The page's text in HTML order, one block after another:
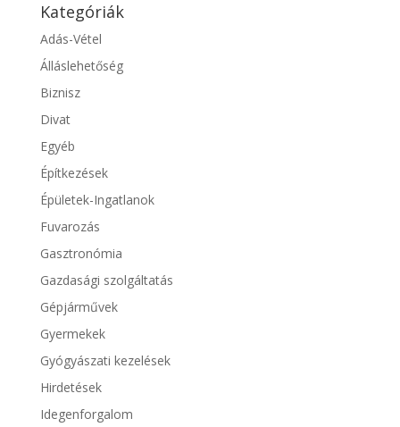
Kategóriák
Adás-Vétel
Álláslehetőség
Biznisz
Divat
Egyéb
Építkezések
Épületek-Ingatlanok
Fuvarozás
Gasztronómia
Gazdasági szolgáltatás
Gépjárművek
Gyermekek
Gyógyászati kezelések
Hirdetések
Idegenforgalom